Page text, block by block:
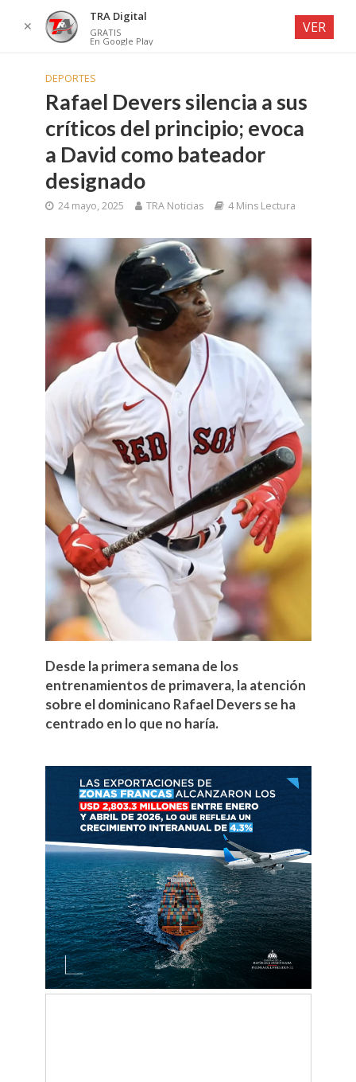
DEPORTES
Rafael Devers silencia a sus
críticos del principio; evoca
a David como bateador
designado
24 mayo, 2025 TRA Noticias 4 Mins Lectura
Desde la primera semana de los
entrenamientos de primavera, la atención
sobre el dominicano Rafael Devers se ha
centrado en lo que no haría.
✕
TRA Digital
GRATIS
En Google Play
VER